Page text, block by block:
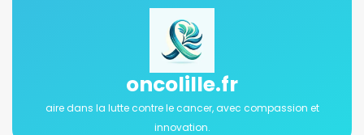
oncolille.fr
aire dans la lutte contre le cancer, avec compassion et
innovation.